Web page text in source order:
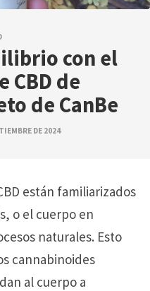
con el
CBD de
de CanBe
DE 2024
están familiarizados
o el cuerpo en
naturales. Esto
cannabinoides
al cuerpo a